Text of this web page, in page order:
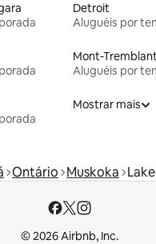
Detroit
Aluguéis por
Mont-
Aluguéis por
Mostrar mais
Ontário Muskoka
© 2026 Airbnb, Inc.